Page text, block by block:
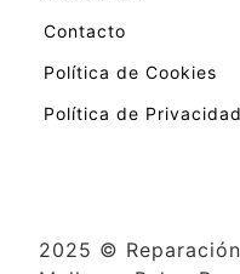
Contacto
Política de Cookies
Política de Privacidad
2025 ©